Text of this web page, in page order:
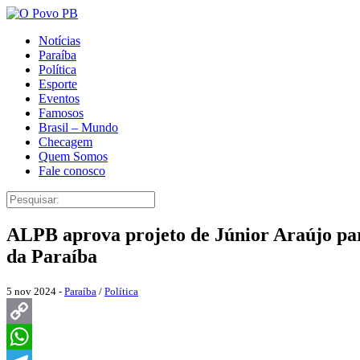
Notícias
Paraíba
Política
Esporte
Eventos
Famosos
Brasil – Mundo
Checagem
Quem Somos
Fale conosco
ALPB aprova projeto de Júnior Araújo
da Paraíba
5 nov 2024 - Paraíba / Política
Copy